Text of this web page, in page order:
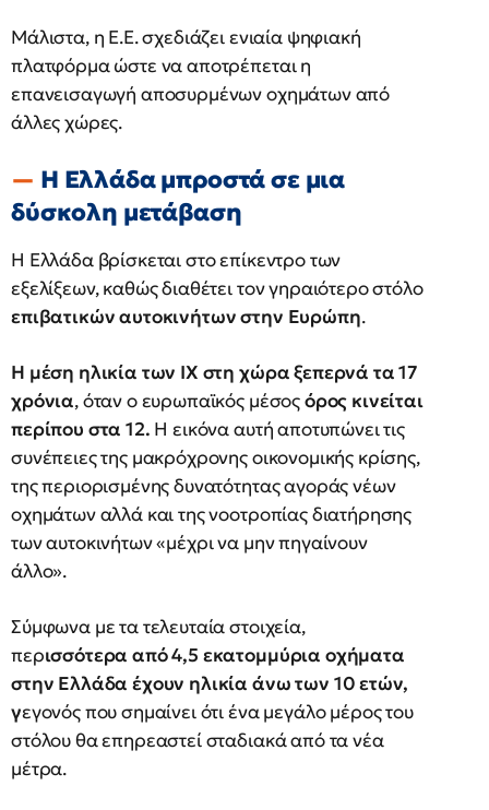
Μάλιστα, η Ε.Ε. σχεδιάζει ενιαία ψηφιακή
πλατφόρμα ώστε να αποτρέπεται η
επανεισαγωγή αποσυρμένων οχημάτων από
άλλες χώρες.
Η Ελλάδα μπροστά σε μια
δύσκολη μετάβαση
Η Ελλάδα βρίσκεται στο επίκεντρο των
εξελίξεων, καθώς διαθέτει τον γηραιότερο στόλο
επιβατικών αυτοκινήτων στην Ευρώπη.
Η μέση ηλικία των ΙΧ στη χώρα ξεπερνά τα 17
χρόνια, όταν ο ευρωπαϊκός μέσοςόρος κινείται
περίπου στα 12. Η εικόνα αυτή αποτυπώνει τις
συνέπειες της μακρόχρονης οικονομικής κρίσης,
της περιορισμένης δυνατότητας αγοράς νέων
οχημάτων αλλά και της νοοτροπίας διατήρησης
των αυτοκινήτων «μέχρι να μην πηγαίνουν
άλλο».
Σύμφωνα με τα τελευταία στοιχεία,
περισσότερα από 4,5 εκατομμύρια οχήματα
στην Ελλάδα έχουν ηλικία άνω των 10 ετών,
γεγονός που σημαίνει ότι ένα μεγάλο μέρος του
στόλου θα επηρεαστεί σταδιακά από τα νέα
μέτρα.